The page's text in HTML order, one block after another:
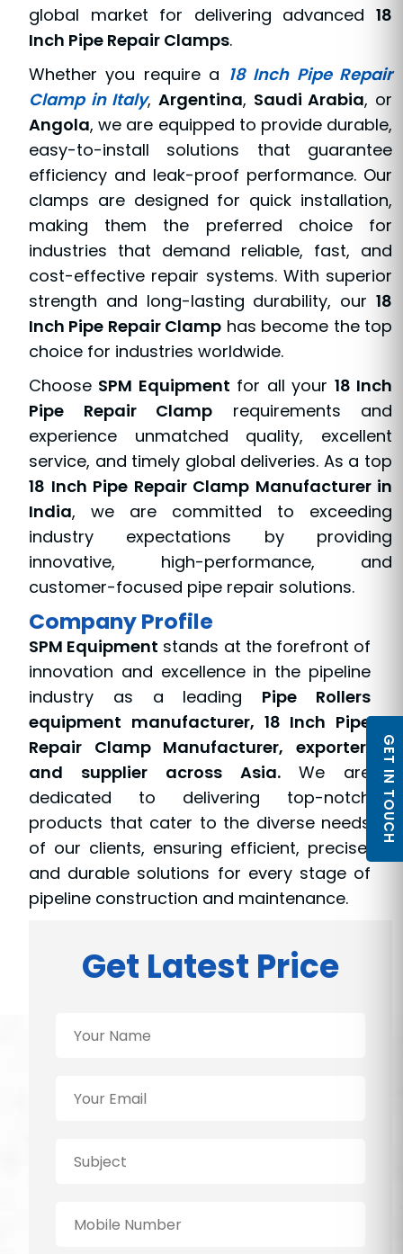
global market for delivering advanced 18
Inch Pipe Repair Clamps.
Whether you require a 18 Inch Pipe Repair
Clamp in Italy,Argentina, Saudi Arabia, or
Angola, we are equipped to provide durable,
easy-to-install solutions that guarantee
efficiency and leak-proof performance. Our
clamps are designed for quick installation,
making them the preferred choice for
industries that demand reliable, fast, and
cost-effective repair systems. With superior
strength and long-lasting durability, our 18
Inch Pipe Repair Clamp has become the top
choice for industries worldwide.
Choose SPM Equipment for all your 18 Inch
Pipe Repair Clamp requirements and
experience unmatched quality, excellent
service, and timely global deliveries. As a top
18 Inch Pipe Repair Clamp Manufacturer in
India, we are committed to exceeding
industry expectations by providing
innovative, high-performance, and
customer-focused pipe repair solutions.
Company Profile
SPM Equipment stands at the forefront of
innovation and excellence in the pipeline
industry as a leading Pipe Rollers
equipment manufacturer, 18 Inch Pipe
Repair Clamp Manufacturer, exporter,
and supplier across Asia. We are
dedicated to delivering top-notch
products that cater to the diverse needs
of our clients, ensuring efficient, precise,
and durable solutions for every stage of
pipeline construction and maintenance.
Get Latest Price
GET IN TOUCH